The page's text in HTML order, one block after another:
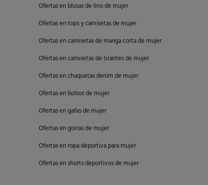
Ofertas en blusas de lino de mujer
Ofertas en tops y camisetas de mujer
Ofertas en camisetas de manga corta de mujer
Ofertas en camisetas de tirantes de mujer
Ofertas en chaquetas denim de mujer
Ofertas en bolsos de mujer
Ofertas en gafas de mujer
Ofertas en gorras de mujer
Ofertas en ropa deportiva para mujer
Ofertas en shorts deportivos de mujer